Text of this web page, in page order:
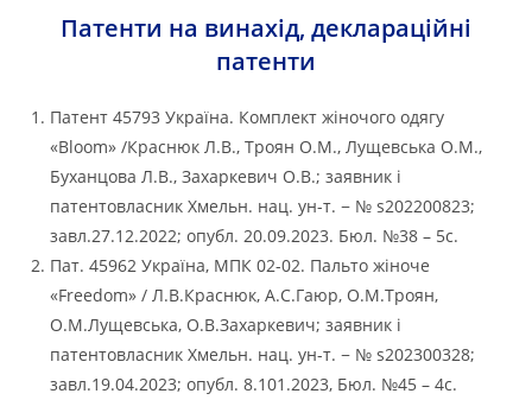
Патенти на винахід, деклараційні
патенти
Патент 45793 Україна. Комплект жіночого одягу
«Вloom» /Краснюк Л.В., Троян О.М., Лущевська О.М.,
Буханцова Л.В., Захаркевич О.В.; заявник і
патентовласник Хмельн. нац. ун-т. − № s202200823;
завл.27.12.2022; опубл. 20.09.2023. Бюл. №38 – 5с.
Пат. 45962 Україна, МПК 02-02. Пальто жіноче
«Freedom» / Л.В.Краснюк, А.С.Гаюр, О.М.Троян,
О.М.Лущевська, О.В.Захаркевич; заявник і
патентовласник Хмельн. нац. ун-т. − № s202300328;
завл.19.04.2023; опубл. 8.101.2023, Бюл. №45 – 4с.